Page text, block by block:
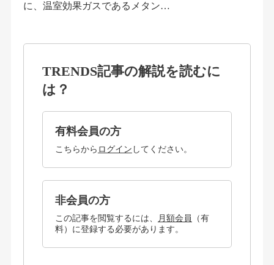
に、温室効果ガスであるメタン…
TRENDS記事の解説を読むに
は？
有料会員の方
こちらから ログイン してください。
非会員の方
この記事を閲覧するには、 月額会員
（有
料）に登録する必要があります。